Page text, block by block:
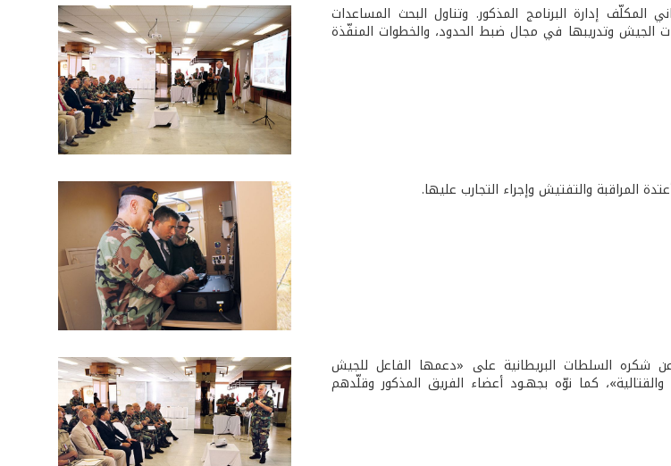
المكلّف إدارة البرنامج المذكور. وتناول البحث المساعدات
الجيش وتدريبها في مجال ضبط الحدود، والخطوات المنفّذة
المراقبة والتفتيش وإجراء التجارب عليها.
شكره السلطات البريطانية على «دعمها الفاعل للجيش
والقتالية»، كما نوّه بجهـود أعضاء الفريق المذكور وقلّدهم